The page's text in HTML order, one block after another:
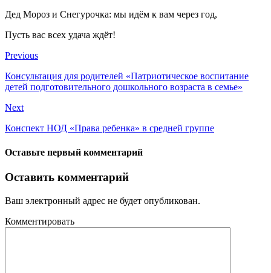
Дед Мороз и Снегурочка: мы идём к вам через год,
Пусть вас всех удача ждёт!
Previous
Консультация для родителей «Патриотическое воспитание
детей подготовительного дошкольного возраста в семье»
Next
Конспект НОД «Права ребенка» в средней группе
Оставьте первый комментарий
Оставить комментарий
Ваш электронный адрес не будет опубликован.
Комментировать